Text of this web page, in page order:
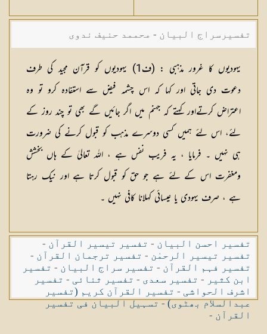
تفسیرسراج البیان - محممد حنیف ندوی
یہودیوں کا غرور مذہبی : (ف1 ) یہودیوں کو قرآن مجید کی طرف
دعوت دی جاتی اور کہا کہ اس چشمہ فیض سے استفادہ کرو تو وہ
اعتراض کرتےاور کہتے کہ جہنم میں اگر جائیں گے بھی تو چند روز کے
لئے، اس لئے ہمیں کسی دوسرے مذہب کو قبول کرنے کی ضرورت
ہی نہیں ۔ فرمایا ، یہ فریب نفس ہے ، اللہ تعالیٰ کے ہاں بخشش
ومغفرت اس کے لئے ہے جو حق کو قبول کرتا ہے اور نیک رہتا
ہے ، صرف یہودی یا عیسائی کہلانا کافی نہیں ۔
تفسیر احسن البیان - تفسیر تیسیر القرآن -
تفسیر تیسیر الرحمٰن - تفسیر ترجمان القرآن -
تفسیر فہم القرآن - تفسیر سراج البیان - تفسیر
ابن کثیر - تفسیر سعدی - تفسیر ثنائی - تفسیر
اشرف الحواشی - تفسیر القرآن کریم (تفسیر
عبدالسلام بھٹوی)-تسہیل البیان فی تفسیر
القرآن -